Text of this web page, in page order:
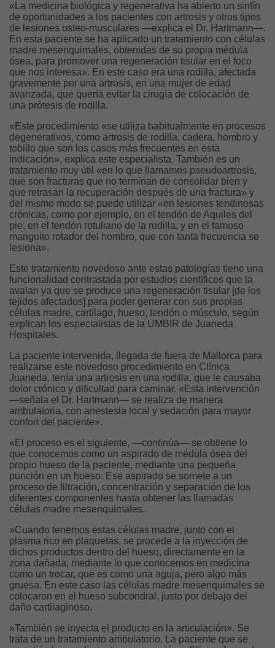
«La medicina biológica y regenerativa ha abierto un sinfín
de oportunidades a los pacientes con artrosis y otros tipos
de lesiones osteo-musculares —explica el Dr. Hartmann—.
En esta paciente se ha aplicado un tratamiento con células
madre mesenquimales, obtenidas de su propia médula
ósea, para promover una regeneración tisular en el foco
que nos interesa». En este caso era una rodilla, afectada
gravemente por una artrosis, en una mujer de edad
avanzada, que quería evitar la cirugía de colocación de
una prótesis de rodilla.
«Este procedimiento «se utiliza habitualmente en procesos
degenerativos, como artrosis de rodilla, cadera, hombro y
tobillo que son los casos más frecuentes en esta
indicación», explica este especialista. También es un
tratamiento muy útil «en lo que llamamos pseudoartrosis,
que son fracturas que no terminan de consolidar bien y
que retrasan la recuperación después de una fractura» y
del mismo modo se puede utilizar «en lesiones tendinosas
crónicas, como por ejemplo, en el tendón de Aquiles del
pie, en el tendón rotuliano de la rodilla, y en el famoso
manguito rotador del hombro, que con tanta frecuencia se
lesiona».
Este tratamiento novedoso ante estas patologías tiene una
funcionalidad contrastada por estudios científicos que la
avalan ya que se produce una regeneración tisular [de los
tejidos afectados] para poder generar con sus propias
células madre, cartílago, hueso, tendón o músculo, según
explican los especialistas de la UMBIR de Juaneda
Hospitales.
La paciente intervenida, llegada de fuera de Mallorca para
realizarse este novedoso procedimiento en Clínica
Juaneda, tenía una artrosis en una rodilla, que le causaba
dolor crónico y dificultad para caminar. «Esta intervención
—señala el Dr. Hartmann— se realiza de manera
ambulatoria, con anestesia local y sedación para mayor
confort del paciente».
«El proceso es el siguiente, —continúa— se obtiene lo
que conocemos como un aspirado de médula ósea del
propio hueso de la paciente, mediante una pequeña
punción en un hueso. Ese aspirado se somete a un
proceso de filtración, concentración y separación de los
diferentes componentes hasta obtener las llamadas
células madre mesenquimales.
»Cuando tenemos estas células madre, junto con el
plasma rico en plaquetas, se procede a la inyección de
dichos productos dentro del hueso, directamente en la
zona dañada, mediante lo que conocemos en medicina
como un trocar, que es como una aguja, pero algo más
gruesa. En este caso las células madre mesenquimales se
colocaron en el hueso subcondral, justo por debajo del
daño cartilaginoso.
»También se inyecta el producto en la articulación». Se
trata de un tratamiento ambulatorio. La paciente que se